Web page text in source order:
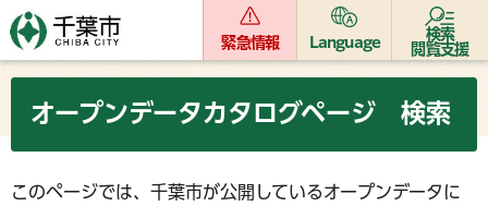
緊急情報 Language
検索
閲覧支援
オープンデータカタログページ 検索
このページでは、千葉市が公開しているオープンデータに